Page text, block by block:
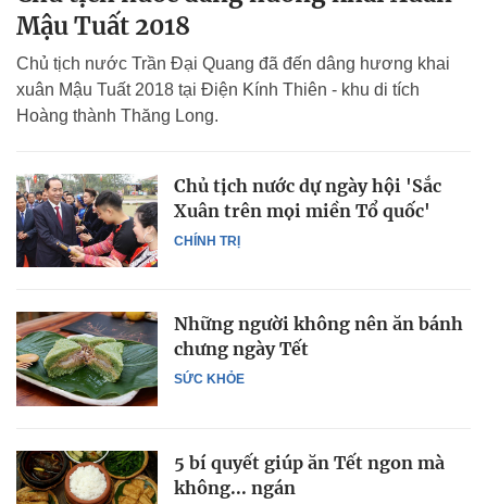
Mậu Tuất 2018
Chủ tịch nước Trần Đại Quang đã đến dâng hương khai
xuân Mậu Tuất 2018 tại Điện Kính Thiên - khu di tích
Hoàng thành Thăng Long.
CHÍNH TRỊ
Chủ tịch nước dự ngày hội 'Sắc
Xuân trên mọi miền Tổ quốc'
SỨC KHỎE
Những người không nên ăn bánh
chưng ngày Tết
5 bí quyết giúp ăn Tết ngon mà
không... ngán